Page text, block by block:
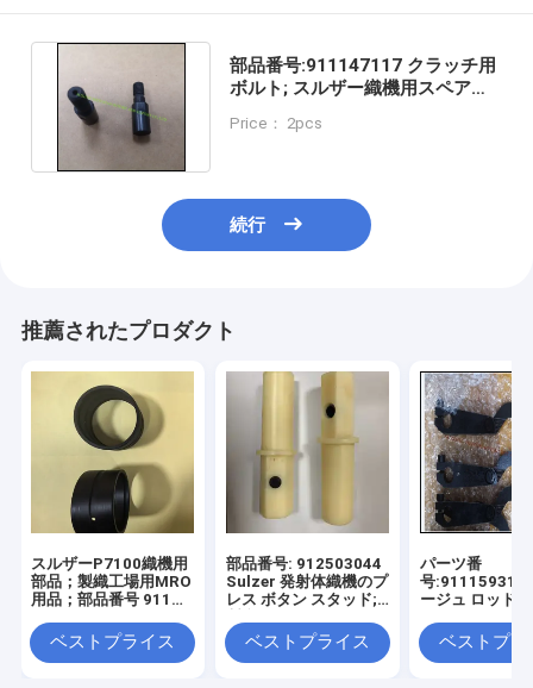
部品番号:911147117 クラッチ用
ボルト; スルザー織機用スペアパ
Price： 2pcs
続行
推薦されたプロダクト
スルザーP7100織機用
部品；製織工場用MRO
用品；部品番号 911
861ベストプライス
部品番号: 912503044
Sulzer 発射体織機のプ
レス ボタン スタッド;
品
ベストプライス
パーツ番
号:911159316
ージュ ロッド
織り物 ロム パ
ベストプラ